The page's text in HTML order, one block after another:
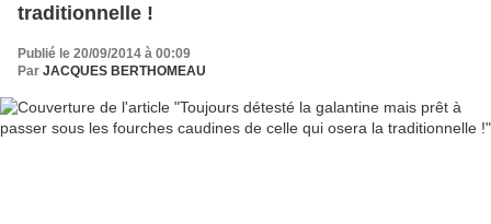
traditionnelle !
Publié le 20/09/2014 à 00:09
Par JACQUES BERTHOMEAU